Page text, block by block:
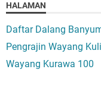
HALAMAN
Daftar Dalang
Pengrajin Wayang
Wayang Kurawa 100